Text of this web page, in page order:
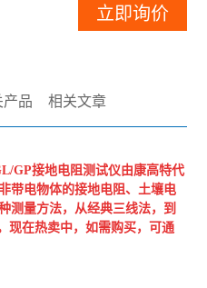
立即询价
产品 相关文章
GP接地电阻测试仪由康高特代
带电物体的接地电阻、土壤电
测量方法，从经典三线法，到
现在热卖中，如需购买，可通